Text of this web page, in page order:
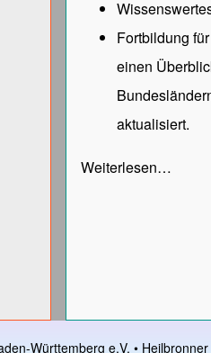
Fortbildung
einen
aktualisiert.
Weiterlesen…
Württemberg e.V. •